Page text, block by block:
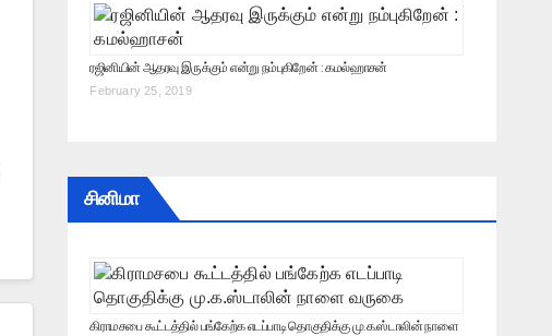
ரஜினியின் ஆதரவு இருக்கும் என்று நம்புகிறேன் : கமல்ஹாசன்
February 25, 2019
சினிமா
கிராமசபை கூட்டத்தில் பங்கேற்க எடப்பாடி தொகுதிக்கு மு.க.ஸ்டாலின் நாளை